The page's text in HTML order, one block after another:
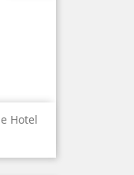
Hotel